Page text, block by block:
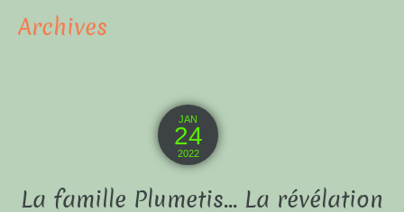
Archives
JAN
24
2022
La famille Plumetis… La révélation